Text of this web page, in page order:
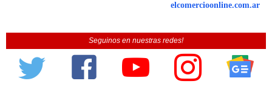
elcomercioonline.com.ar
Seguinos en nuestras redes!